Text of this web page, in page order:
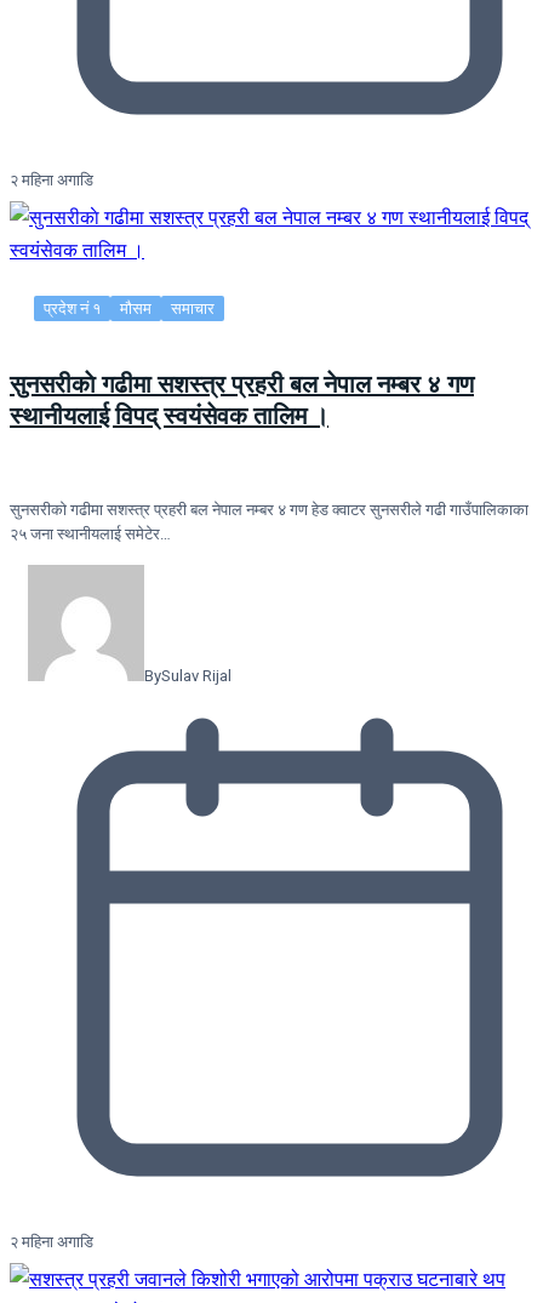
२ महिना अगाडि
प्रदेश नं १ मौसम समाचार
सुनसरीकाे गढीमा सशस्त्र प्रहरी बल नेपाल नम्बर ४ गण
स्थानीयलाई विपद् स्वयंसेवक तालिम ।
सुनसरीकाे गढीमा सशस्त्र प्रहरी बल नेपाल नम्बर ४ गण हेड क्वाटर सुनसरीले गढी गाउँपालिकाका
२५ जना स्थानीयलाई समेटेर…
BySulav Rijal
२ महिना अगाडि